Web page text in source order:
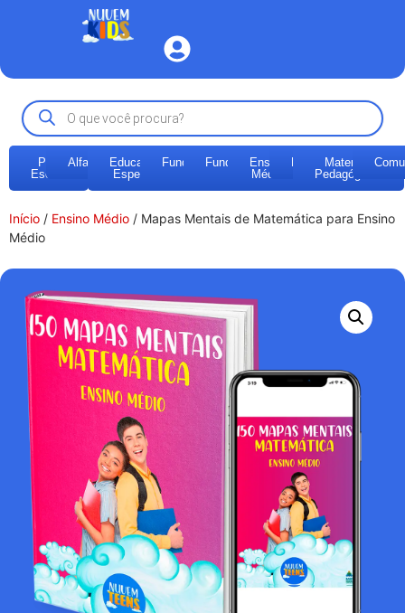
Pré-
Escola
Alfabetização
Educação
Especial
FundamentalFundamental
Ensino
Médio
Materiais
Pedagógicos
Início / Ensino Médio / Mapas Mentais de Matemática para Ensino
Médio